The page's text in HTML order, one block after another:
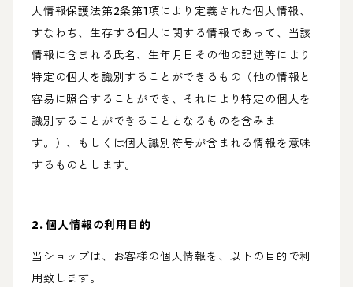
人情報保護法第2条第1項により定義された個人情報、
すなわち、生存する個人に関する情報であって、当該
情報に含まれる氏名、生年月日その他の記述等により
特定の個人を識別することができるもの（他の情報と
容易に照合することができ、それにより特定の個人を
識別することができることとなるものを含みま
す。）、もしくは個人識別符号が含まれる情報を意味
するものとします。
2. 個人情報の利用目的
当ショップは、お客様の個人情報を、以下の目的で利
用致します。